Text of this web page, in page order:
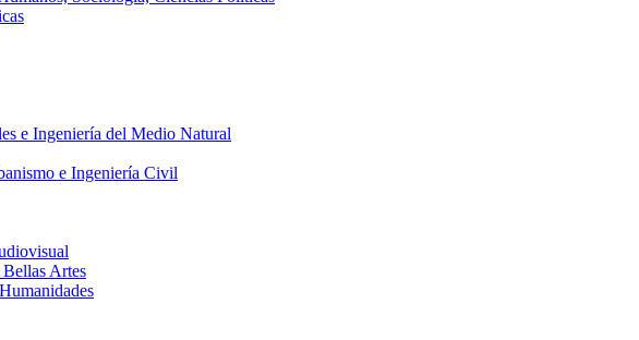
e Ingeniería del Medio Natural
e Ingeniería Civil
Artes